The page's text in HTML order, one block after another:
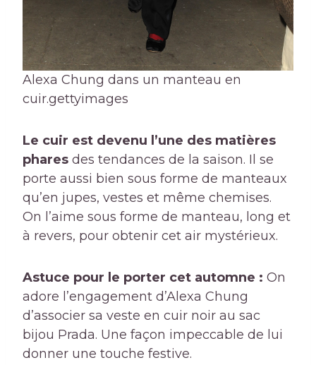
Alexa Chung dans un manteau en
cuir.gettyimages
Le cuir est devenu l’une des matières
phares des tendances de la saison. Il se
porte aussi bien sous forme de manteaux
qu’en jupes, vestes et même chemises.
On l’aime sous forme de manteau, long et
à revers, pour obtenir cet air mystérieux.
Astuce pour le porter cet automne : On
adore l’engagement d’Alexa Chung
d’associer sa veste en cuir noir au sac
bijou Prada. Une façon impeccable de lui
donner une touche festive.